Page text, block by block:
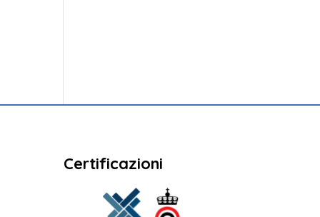
Certificazioni